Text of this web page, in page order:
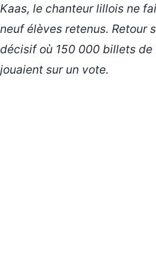
Kaas, le chanteur lillois ne
neuf élèves retenus. Retour
décisif où 150 000 billets de
jouaient sur un vote.